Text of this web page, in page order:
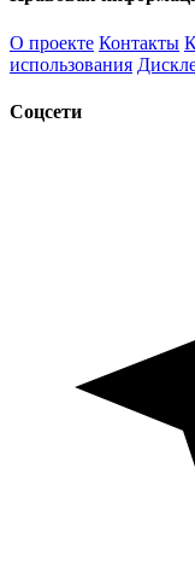
О проекте Контакты
использования
Соцсети